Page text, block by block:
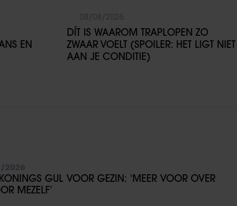
EN
DÍT IS WAAROM TRAPLOPEN ZO
ZWAAR VOELT (SPOILER: HET LIGT NIET
AAN JE CONDITIE)
GUL VOOR GEZIN: ‘MEER VOOR OVER
MEZELF’